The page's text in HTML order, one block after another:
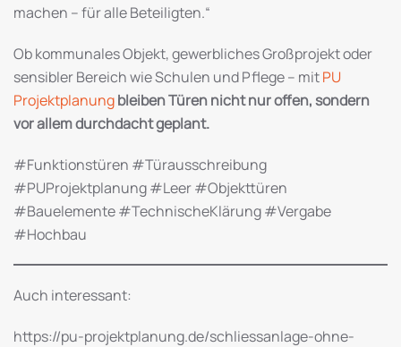
machen – für alle Beteiligten.“
Ob kommunales Objekt, gewerbliches Großprojekt oder
sensibler Bereich wie Schulen und Pflege – mitPU
Projektplanungbleiben Türen nicht nur offen, sondern
vor allem durchdacht geplant.
#Funktionstüren #Türausschreibung
#PUProjektplanung #Leer #Objekttüren
#Bauelemente #TechnischeKlärung #Vergabe
#Hochbau
Auch interessant:
https://pu-projektplanung.de/schliessanlage-ohne-